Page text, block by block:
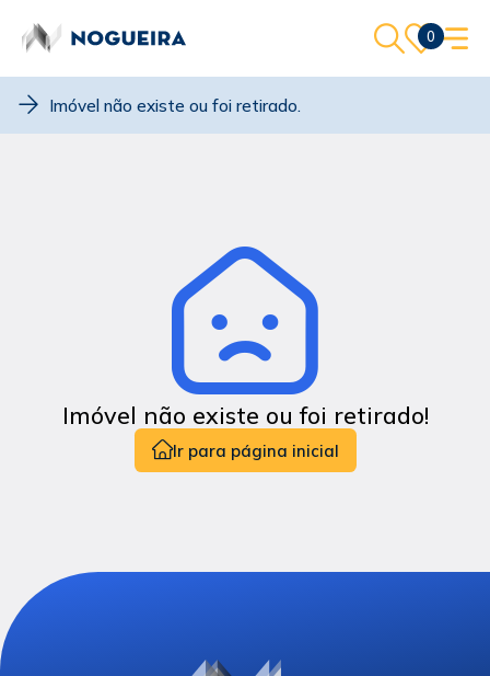
0
Imóvel não existe ou foi retirado.
Imóvel não existe ou foi retirado!
Ir para página inicial